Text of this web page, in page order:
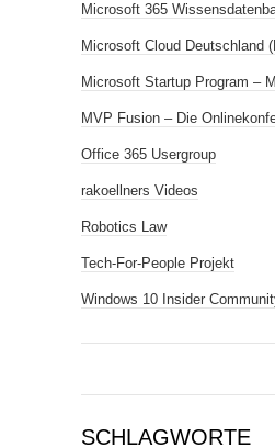
Microsoft 365
Microsoft Cloud Deutschland
Microsoft Startup Program –
MVP Fusion – Die
Office 365 Usergroup
rakoellners Videos
Robotics Law
Tech-For-People Projekt
Windows 10 Insider
SCHLAGWORTE